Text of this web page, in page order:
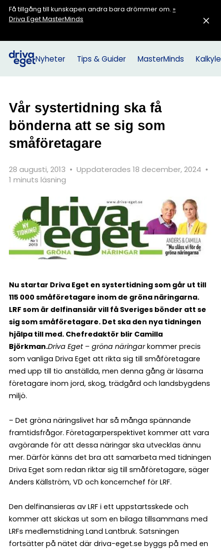
Få tillgång till kunskapen andra bara drömmer om. »
Driva Eget MasterMinds
Nyheter Tips & Guider MasterMinds
Vår systertidning ska få
bönderna att se sig som
småföretagare
28 augusti, 2013 • Uppdaterades 18 december, 2024 •
1 minuts läsning
Nu startar Driva Eget en systertidning som går ut till
115 000 småföretagare inom de gröna näringarna.
LRF som är delfinansiär vill få Sveriges bönder att se
sig som småföretagare. Det ska den nya tidningen
hjälpa till med. Chefredaktör blir Camilla
Björkman.Driva Eget – gröna näringarkommer precis
som vanliga Driva Eget att rikta sig till småföretagare
med upp till tio anställda, men denna gång är läsarna
företagare inom jord, skog, trädgård och landsbygdens
miljö.
– Det gröna näringslivet har så många spännande
framtidsfrågor. Företagarperspektivet kommer att vara
avgörande för att dessa näringar ska utvecklas ännu
mer. Därför känns det bra att samarbeta med tidningen
Driva Eget som redan riktar sig till småföretagare, säger
Anders Källström, VD och koncernchef för LRF.
Den delfinansieras av LRF i ett uppstartsskede och
kommer att skickas ut som en bilaga tillsammans med
LRFs medlemstidning Land Lantbruk. Satsningen
fortsätter på nätet där driva-eget.se byggs på med en